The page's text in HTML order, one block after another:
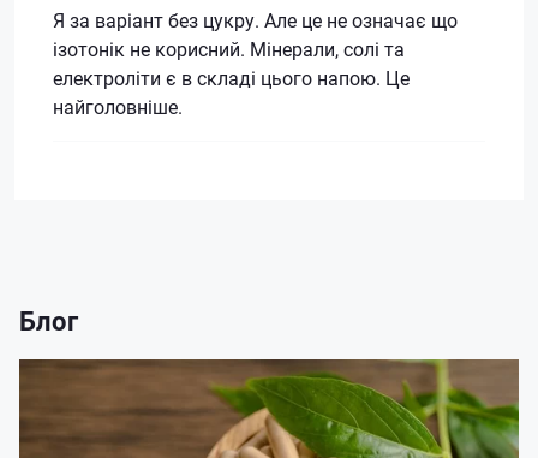
Я за варіант без цукру. Але це не означає що
ізотонік не корисний. Мінерали, солі та
електроліти є в складі цього напою. Це
найголовніше.
Блог